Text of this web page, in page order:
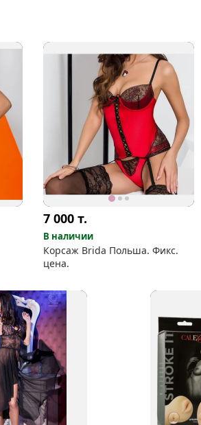
7 000 т.
В наличии
Корсаж Brida Польша. Фикс.
цена.